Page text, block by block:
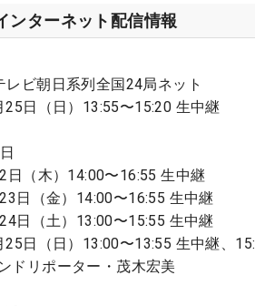
ンターネット配信情報
ビ朝日系列全国24局ネット
25日（日）13:55〜15:20 生中継
日（木）14:00〜16:55 生中継
日（金）14:00〜16:55 生中継
日（土）13:00〜15:55 生中継
25日（日）13:00〜13:55 生中継、
ドリポーター・茂木宏美